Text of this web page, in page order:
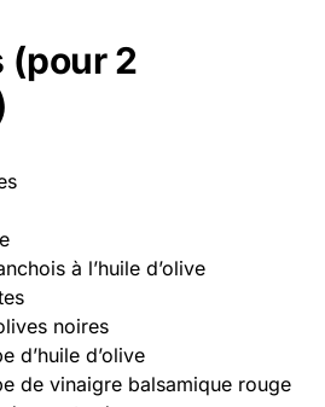
(pour 2
à l’huile d’olive
noires
d’huile d’olive
de vinaigre balsamique rouge